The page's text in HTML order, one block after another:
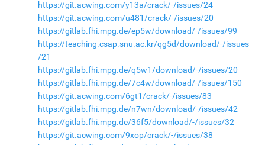
https://git.acwing.com/y13a/crack/-/issues/24
https://git.acwing.com/u481/crack/-/issues/20
https://gitlab.fhi.mpg.de/ep5w/download/-/issues/99
https://teaching.csap.snu.ac.kr/qg5d/download/-/issues
/21
https://gitlab.fhi.mpg.de/q5w1/download/-/issues/20
https://gitlab.fhi.mpg.de/7c4w/download/-/issues/150
https://git.acwing.com/6gt1/crack/-/issues/83
https://gitlab.fhi.mpg.de/n7wn/download/-/issues/42
https://gitlab.fhi.mpg.de/36f5/download/-/issues/32
https://git.acwing.com/9xop/crack/-/issues/38